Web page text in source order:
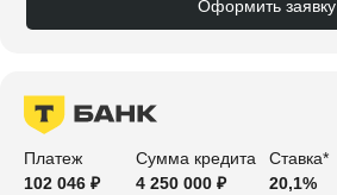
Оформить заявку
Платеж
102 046 ₽
Сумма кредита
4 250 000 ₽
Ставка*
20,1%